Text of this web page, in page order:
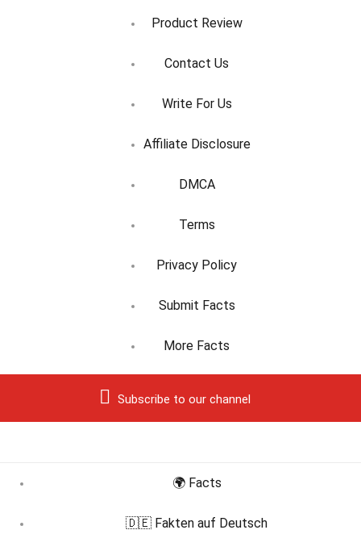
Product Review
Contact Us
Write For Us
Affiliate Disclosure
DMCA
Terms
Privacy Policy
Submit Facts
More Facts
Subscribe to our channel
🌍 Facts
🇩🇪 Fakten auf Deutsch